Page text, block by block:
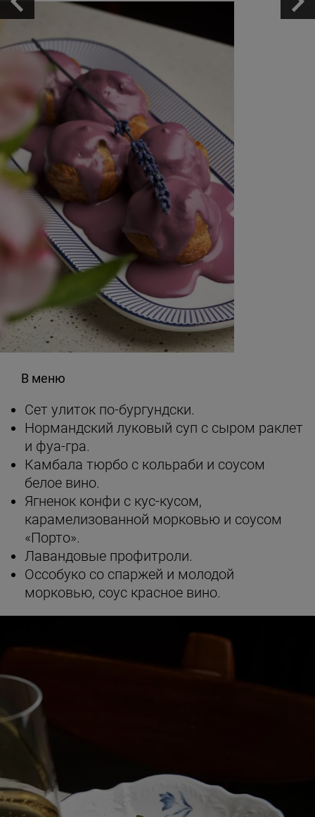
В меню
Сет улиток по-бургундски.
Нормандский луковый суп с сыром раклет
и фуа-гра.
Камбала тюрбо с кольраби и соусом
белое вино.
Ягненок конфи с кус-кусом,
карамелизованной морковью и соусом
«Порто».
Лавандовые профитроли.
Оссобуко со спаржей и молодой
морковью, соус красное вино.